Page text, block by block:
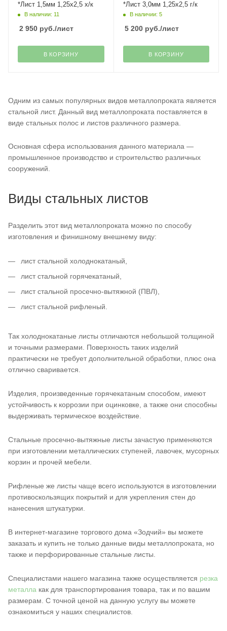
*Лист 1,5мм 1,25х2,5 х/к
В наличии: 11
2 950 руб./лист
В КОРЗИНУ
*Лист 3,0мм 1,25х2,5 г/к
В наличии: 5
5 200руб./лист
В КОРЗИНУ
Одним из самых популярных видов металлопроката является
стальной лист. Данный вид металлопроката поставляется в
виде стальных полос и листов различного размера.
Основная сфера использования данного материала —
промышленное производство и строительство различных
сооружений.
Виды стальных листов
Разделить этот вид металлопроката можно по способу
изготовления и финишному внешнему виду:
лист стальной холоднокатаный,
лист стальной горячекатаный,
лист стальной просечно-вытяжной (ПВЛ),
лист стальной рифленый.
Так холоднокатаные листы отличаются небольшой толщиной
и точными размерами. Поверхность таких изделий
практически не требует дополнительной обработки, плюс она
отлично сваривается.
Изделия, произведенные горячекатаным способом, имеют
устойчивость к коррозии при оцинковке, а также они способны
выдерживать термическое воздействие.
Стальные просечно-вытяжные листы зачастую применяются
при изготовлении металлических ступеней, лавочек, мусорных
корзин и прочей мебели.
Рифленые же листы чаще всего используются в изготовлении
противоскользящих покрытий и для укрепления стен до
нанесения штукатурки.
В интернет-магазине торгового дома «Зодчий» вы можете
заказать и купить не только данные виды металлопроката, но
также и перфорированные стальные листы.
Специалистами нашего магазина также осуществляется резка
металла как для транспортирования товара, так и по вашим
размерам. С точной ценой на данную услугу вы можете
ознакомиться у наших специалистов.